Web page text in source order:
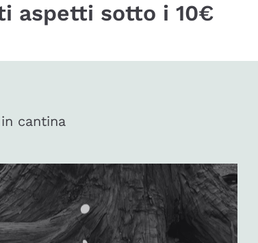
aspetti sotto i 10€
cantina